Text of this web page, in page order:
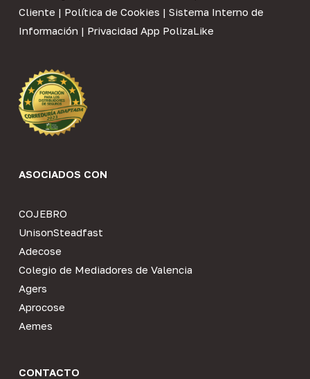
Cliente | Política de Cookies | Sistema Interno de
Información | Privacidad App PolizaLike
ASOCIADOS CON
COJEBRO
UnisonSteadfast
Adecose
Colegio de Mediadores de Valencia
Agers
Aprocose
Aemes
CONTACTO